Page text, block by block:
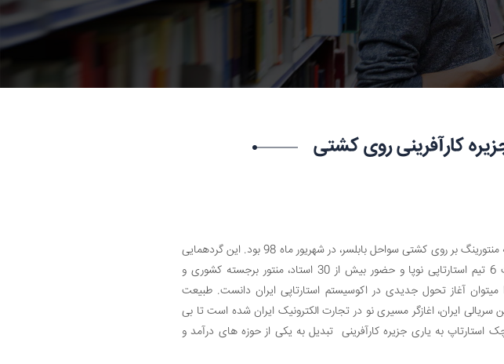
کارآفرینی روی کشتی
برای اولین بار در کشور، جزیره کارآفرینی برگزار کننده بزرگترین ایونت استارتاپ جهت جلسه منتورینگ بر روی کشتی سواحل بابلسر، در شهریور ماه 98 بود. این گردهمایی
استارتاپی که به همت دکتر شمس الدین یوسفیان بنیانگذار جزیره کارآفرینی، با شرکت 6 تیم استارتاپی نوپا و حضور بیش از 30 استاد، منتور برجسته کشوری و
میتوان آغاز تحول جدیدی در اکوسیستم استارتاپی ایران دانست. طبیعت
ایران، اغازگر مسیری نو در تجارت الکترونیک ایران شده است تا بی
به یاری جزیره کارآفرینی تبدیل به یکی از حوزه های درآمد و